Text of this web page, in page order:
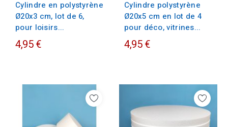
Cylindre en polystyrène
Ø20x3 cm, lot de 6,
pour loisirs...
4,95 €
Cylindre polystyrène
Ø20x5 cm en lot de 4
pour déco, vitrines...
4,95 €